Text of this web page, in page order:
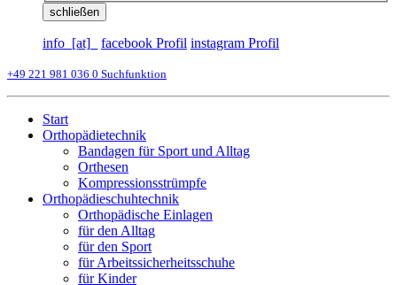
schließen
info_[at]_ facebook Profil instagram Profil
+49 221 981 036 0 Suchfunktion
Start
Orthopädietechnik
Bandagen für Sport und Alltag
Orthesen
Kompressionsstrümpfe
Orthopädieschuhtechnik
Orthopädische Einlagen
für den Alltag
für den Sport
für Arbeitssicherheitsschuhe
für Kinder